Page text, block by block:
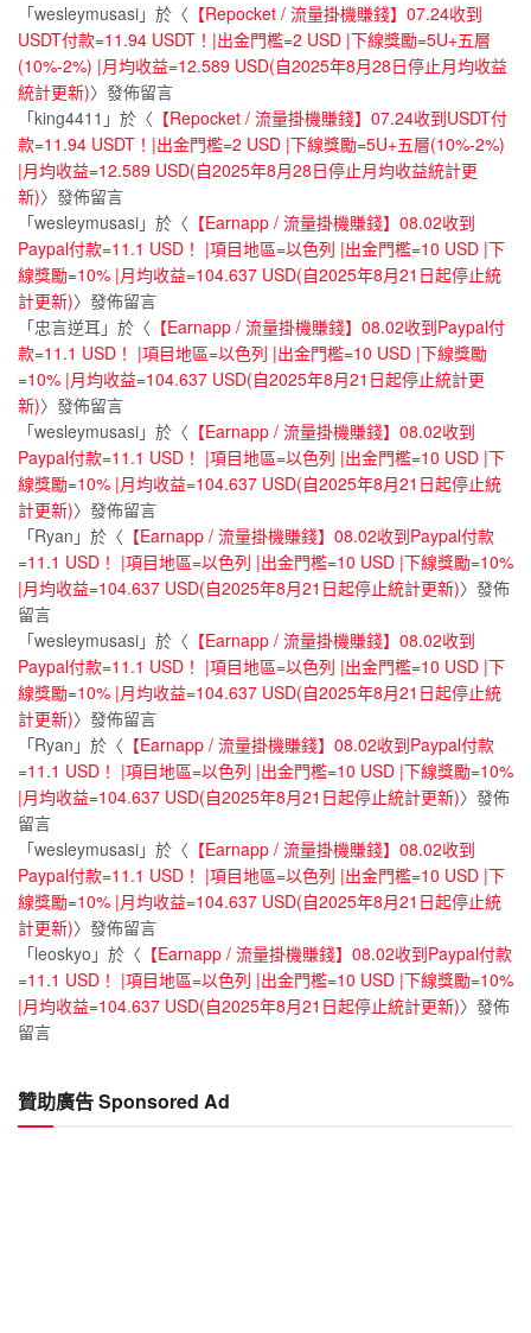
「wesleymusasi」於〈 【Repocket / 流量掛機賺錢】07.24收到
USDT付款=11.94 USDT！|出金門檻=2 USD |下線獎勵=5U+五層
(10%-2%) |月均收益=12.589 USD(自2025年8月28日停止月均收益
統計更新)〉發佈留言
「king4411 」於〈 【Repocket / 流量掛機賺錢】07.24收到USDT付
款=11.94 USDT！|出金門檻=2 USD |下線獎勵=5U+五層(10%-2%)
|月均收益=12.589 USD(自2025年8月28日停止月均收益統計更
新)〉發佈留言
「wesleymusasi」於〈 【Earnapp / 流量掛機賺錢】08.02收到
Paypal付款=11.1 USD！ |項目地區=以色列 |出金門檻=10 USD |下
線獎勵=10% |月均收益=104.637 USD(自2025年8月21日起停止統
計更新)〉發佈留言
「忠言逆耳」於〈 【Earnapp / 流量掛機賺錢】08.02收到Paypal付
款=11.1 USD！ |項目地區=以色列 |出金門檻=10 USD |下線獎勵
=10% |月均收益=104.637 USD(自2025年8月21日起停止統計更
新)〉發佈留言
「wesleymusasi」於〈 【Earnapp / 流量掛機賺錢】08.02收到
Paypal付款=11.1 USD！ |項目地區=以色列 |出金門檻=10 USD |下
線獎勵=10% |月均收益=104.637 USD(自2025年8月21日起停止統
計更新)〉發佈留言
「Ryan 」於〈 【Earnapp / 流量掛機賺錢】08.02收到Paypal付款
=11.1 USD！ |項目地區=以色列 |出金門檻=10 USD |下線獎勵=10%
|月均收益=104.637 USD(自2025年8月21日起停止統計更新)〉發佈
留言
「wesleymusasi」於〈 【Earnapp / 流量掛機賺錢】08.02收到
Paypal付款=11.1 USD！ |項目地區=以色列 |出金門檻=10 USD |下
線獎勵=10% |月均收益=104.637 USD(自2025年8月21日起停止統
計更新)〉發佈留言
「Ryan 」於〈 【Earnapp / 流量掛機賺錢】08.02收到Paypal付款
=11.1 USD！ |項目地區=以色列 |出金門檻=10 USD |下線獎勵=10%
|月均收益=104.637 USD(自2025年8月21日起停止統計更新)〉發佈
留言
「wesleymusasi」於〈 【Earnapp / 流量掛機賺錢】08.02收到
Paypal付款=11.1 USD！ |項目地區=以色列 |出金門檻=10 USD |下
線獎勵=10% |月均收益=104.637 USD(自2025年8月21日起停止統
計更新)〉發佈留言
「leoskyo 」於〈 【Earnapp / 流量掛機賺錢】08.02收到Paypal付款
=11.1 USD！ |項目地區=以色列 |出金門檻=10 USD |下線獎勵=10%
|月均收益=104.637 USD(自2025年8月21日起停止統計更新)〉發佈
留言
贊助廣告 Sponsored Ad